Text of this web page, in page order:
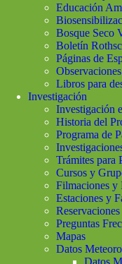
Educación
Bosque Seco
Boletín
Páginas de
Libros para
Investigación
Investigación
Historia del
Programa de
Trámites para
Cursos y
Filmaciones y
Estaciones y
Reservaciones
Preguntas
Mapas
Datos